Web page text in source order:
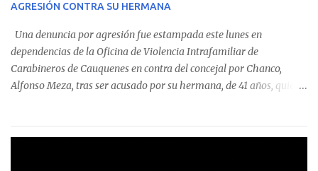
detectaron incumplimientos a la normativa vigente. El informe
precisa que la mayor cantidad de dinero apostado se registró en
Talca, donde...
AGRESIÓN CONTRA SU HERMANA
Una denuncia por agresión fue estampada este lunes en
dependencias de la Oficina de Violencia Intrafamiliar de
Carabineros de Cauquenes en contra del concejal por Chanco,
Alfonso Meza, tras ser acusado por su hermana, de 41 años, quien
relató que los hechos ocurrieron cerca de las 11:30 horas en el